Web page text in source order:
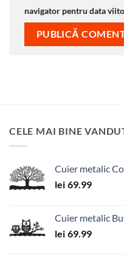
navigator pentru data
CELE MAI BINE
Cuier metalic
lei 69.99
Cuier metalic
lei 69.99